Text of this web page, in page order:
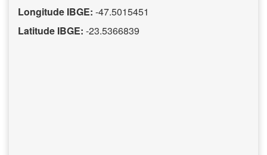
Longitude IBGE: -47.5015451
Latitude IBGE: -23.5366839